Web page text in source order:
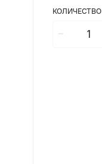
КОЛИЧЕСТВО